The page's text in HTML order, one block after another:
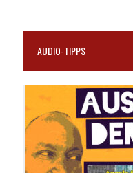
AUDIO-TIPPS